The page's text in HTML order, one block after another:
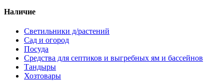
Наличие
Светильники д/растений
Сад и огород
Посуда
Средства для септиков и выгребных ям и бассейнов
Тандыры
Хозтовары